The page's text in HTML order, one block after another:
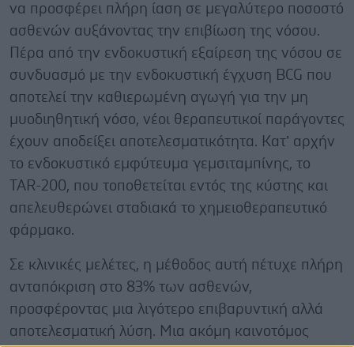
να προσφέρει πλήρη ίαση σε μεγαλύτερο ποσοστό
ασθενών αυξάνοντας την επιβίωση της νόσου.
Πέρα από την ενδοκυστική εξαίρεση της νόσου σε
συνδυασμό με την ενδοκυστική έγχυση BCG που
αποτελεί την καθιερωμένη αγωγή για την μη
μυοδιηθητική νόσο, νέοι θεραπευτικοί παράγοντες
έχουν αποδείξει αποτελεσματικότητα. Κατ’ αρχήν
το ενδοκυστικό εμφύτευμα γεμσιταμπίνης, το
TAR-200, που τοποθετείται εντός της κύστης και
απελευθερώνει σταδιακά το χημειοθεραπευτικό
φάρμακο.
Σε κλινικές μελέτες, η μέθοδος αυτή πέτυχε πλήρη
ανταπόκριση στο 83% των ασθενών,
προσφέροντας μια λιγότερο επιβαρυντική αλλά
αποτελεσματική λύση. Μια ακόμη καινοτόμος